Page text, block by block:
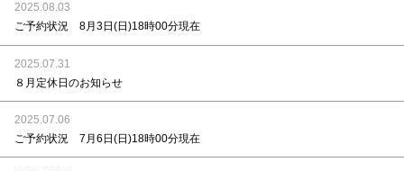
2025.08.03
ご予約状況 8月3日(日)18時00分現在
2025.07.31
８月定休日のお知らせ
2025.07.06
ご予約状況 7月6日(日)18時00分現在